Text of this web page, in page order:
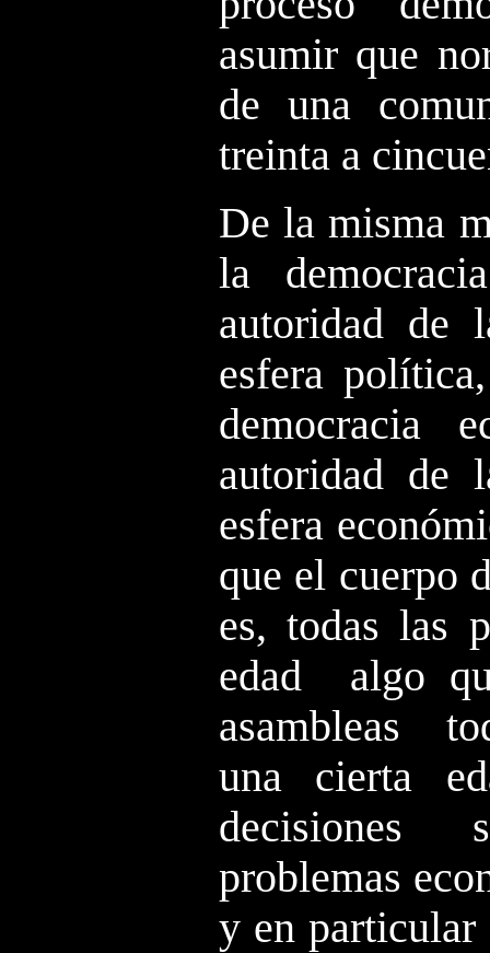
asumir que
de una
treinta a
De la misma
la
autoridad de
esfera
democracia
autoridad de
esfera
que el cuerpo
es, todas las
edad ­ algo
asambleas
una cierta
decisiones
problemas
y en particular